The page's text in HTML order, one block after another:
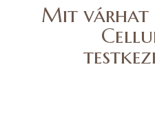
Mit várhat